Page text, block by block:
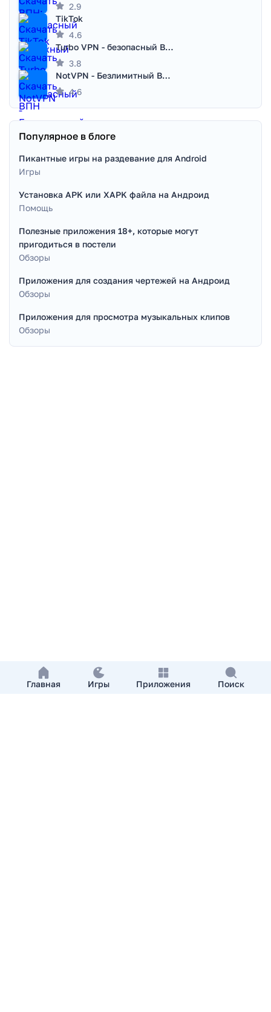
Главная Игры Приложения Поиск
2.9
TikTok
4.6
Turbo VPN - безопасный ВПН
3.8
NotVPN - Безлимитный ВПН | VPN
4.6
Популярное в блоге
Пикантные игры на раздевание для Android
Игры
Установка APK или XAPK файла на Андроид
Помощь
Полезные приложения 18+, которые могут
пригодиться в постели
Обзоры
Приложения для создания чертежей на Андроид
Обзоры
Приложения для просмотра музыкальных клипов
Обзоры